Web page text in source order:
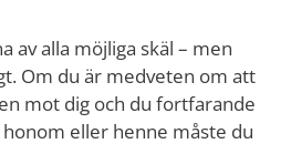
av alla möjliga skäl – men
Om du är medveten om att
mot dig och du fortfarande
eller henne måste du